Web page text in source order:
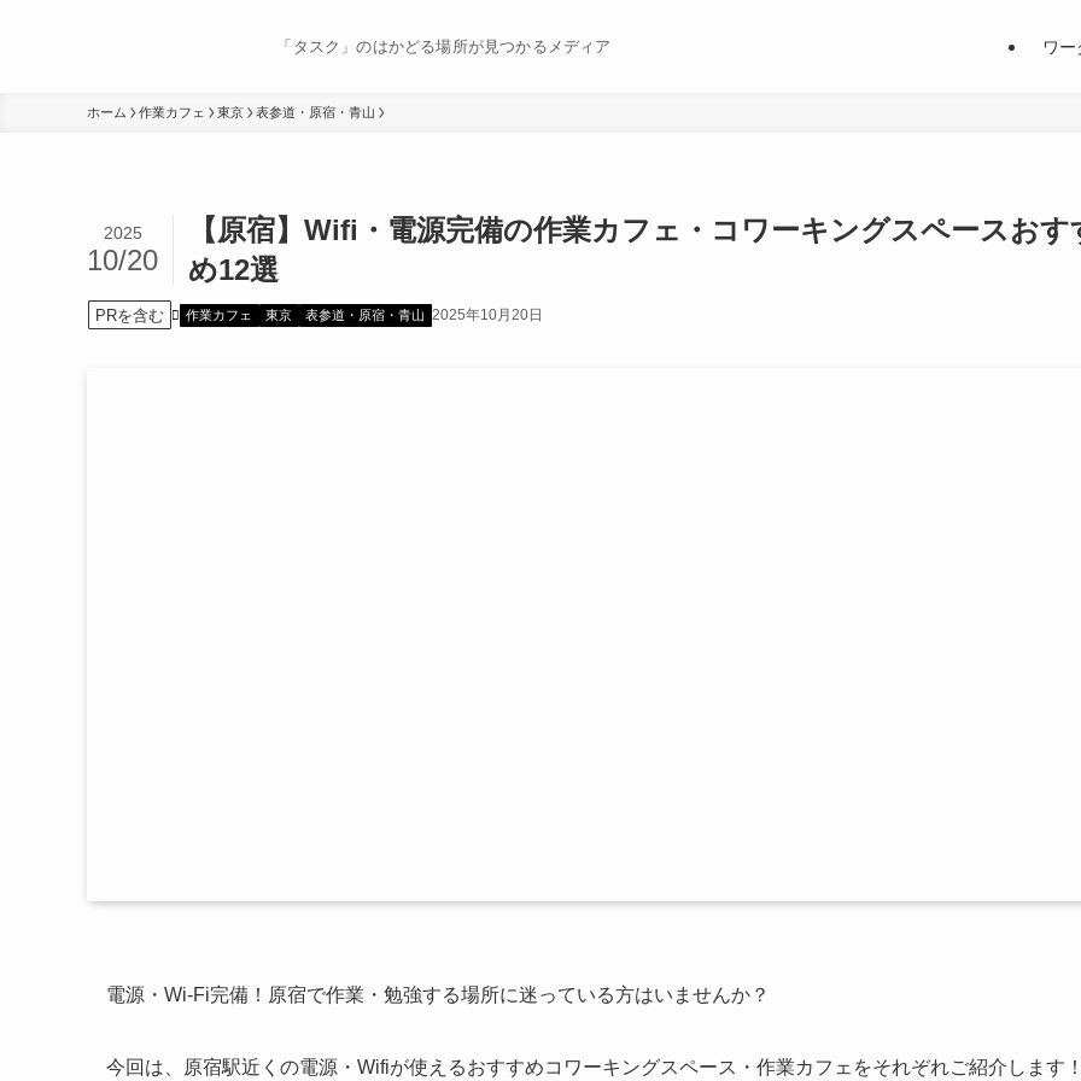
「タスク」のはかどる場所が見つかるメディア ワ
ホーム 作業カフェ 東京 表参道・原宿・青山
【原宿】Wifi・電源完備の作業カフェ・コワーキングスペースおす
め12選
2025
10/20
PRを含む 作業カフェ 東京 表参道・原宿・青山 2025年10月20日
電源・Wi-Fi完備！原宿で作業・勉強する場所に迷っている方はいませんか？
今回は、原宿駅近くの電源・Wifiが使えるおすすめコワーキングスペース・作業カフェをそれぞれご紹介します